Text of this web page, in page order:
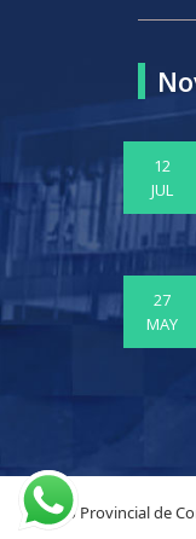
12
JUL
27
MAY
Centro Provincial de